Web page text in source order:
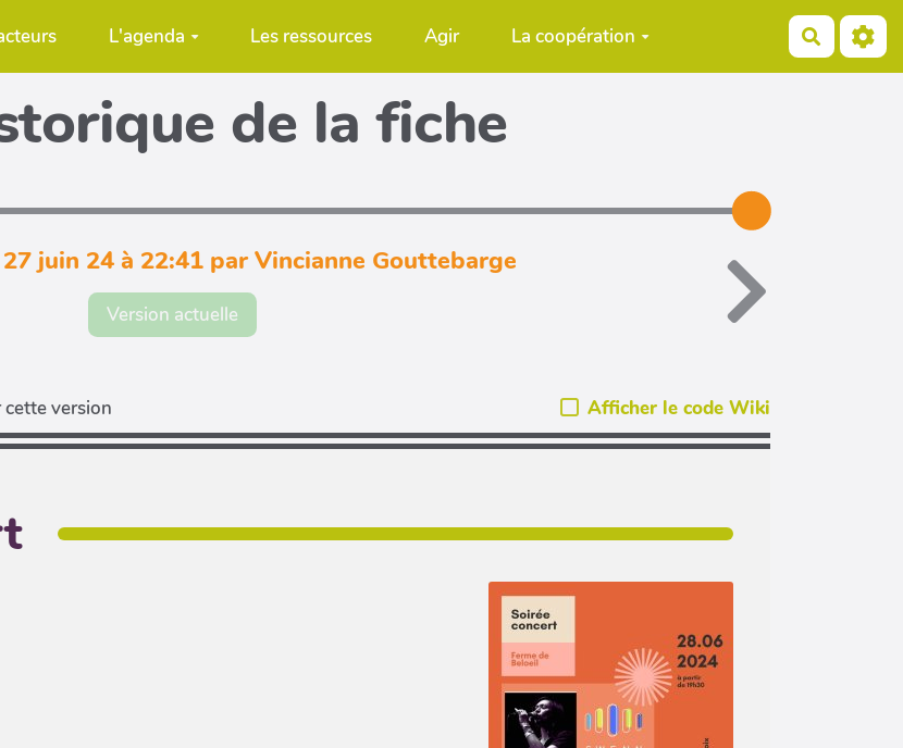
L'agenda Les ressources Agir La coopération
de la fiche
juin 24 à 22:41 par Vincianne Gouttebarge
Version actuelle
version Afficher le code Wiki